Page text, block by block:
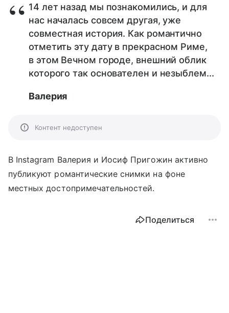
14 лет назад мы познакомились, и для
нас началась совсем другая, уже
совместная история. Как романтично
отметить эту дату в прекрасном Риме,
в этом Вечном городе, внешний облик
которого так основателен и незыблем...
Валерия
Контент недоступен
В Instagram Валерия и Иосиф Пригожин активно
публикуют романтические снимки на фоне
местных достопримечательностей.
Поделиться